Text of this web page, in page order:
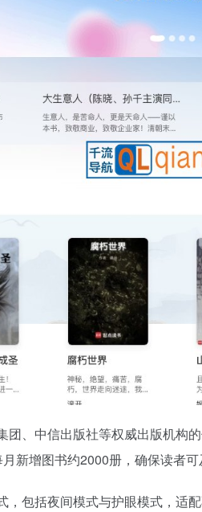
团、中信出版社等权威出版机
新增图书约2000册，确保读者可
，包括夜间模式与护眼模式，适